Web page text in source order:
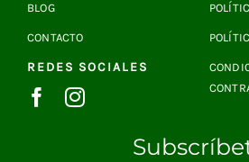
BLOG
CONTACTO
REDES SOCIALES